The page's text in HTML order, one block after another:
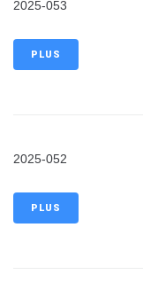
2025-053
PLUS
2025-052
PLUS